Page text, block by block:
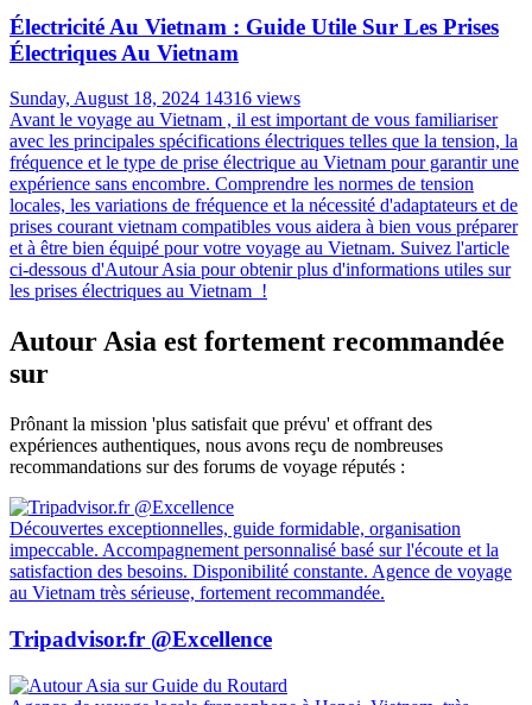
Électricité Au Vietnam : Guide Utile Sur Les Prises
Électriques Au Vietnam
Sunday, August 18, 2024 14316 views
Avant le voyage au Vietnam , il est important de vous familiariser
avec les principales spécifications électriques telles que la tension, la
fréquence et le type de prise électrique au Vietnam pour garantir une
expérience sans encombre. Comprendre les normes de tension
locales, les variations de fréquence et la nécessité d'adaptateurs et de
prises courant vietnam compatibles vous aidera à bien vous préparer
et à être bien équipé pour votre voyage au Vietnam. Suivez l'article
ci-dessous d'Autour Asia pour obtenir plus d'informations utiles sur
les prises électriques au Vietnam !
Autour Asia est fortement recommandée
sur
Prônant la mission 'plus satisfait que prévu' et offrant des
expériences authentiques, nous avons reçu de nombreuses
recommandations sur des forums de voyage réputés :
Découvertes exceptionnelles, guide formidable, organisation
impeccable. Accompagnement personnalisé basé sur l'écoute et la
satisfaction des besoins. Disponibilité constante. Agence de voyage
au Vietnam très sérieuse, fortement recommandée.
Tripadvisor.fr @Excellence